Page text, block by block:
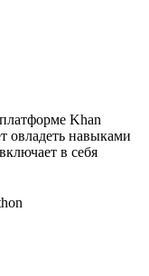
Khan
овладеть навыками
в себя